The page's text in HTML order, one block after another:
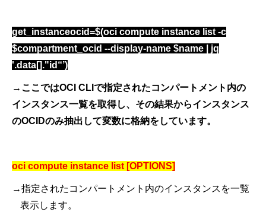
get_instanceocid=$(oci compute instance list -c
$compartment_ocid --display-name $name | jq
'.data[]."id“’)
→ここではOCI CLI で指定されたコンパートメント内の
インスタンス一覧を取得し、その結果からインスタンス
のOCIDのみ抽出して変数に格納をしています。
oci compute instance list [OPTIONS]
→指定されたコンパートメント内のインスタンスを一覧
表示します。